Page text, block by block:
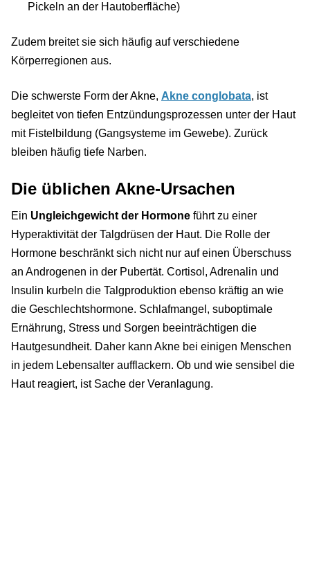
Pickeln an der Hautoberfläche)
Zudem breitet sie sich häufig auf verschiedene
Körperregionen aus.
Die schwerste Form der Akne, Akne conglobata, ist
begleitet von tiefen Entzündungsprozessen unter der Haut
mit Fistelbildung (Gangsysteme im Gewebe). Zurück
bleiben häufig tiefe Narben.
Die üblichen Akne-Ursachen
Ein Ungleichgewicht der Hormone führt zu einer
Hyperaktivität der Talgdrüsen der Haut. Die Rolle der
Hormone beschränkt sich nicht nur auf einen Überschuss
an Androgenen in der Pubertät. Cortisol, Adrenalin und
Insulin kurbeln die Talgproduktion ebenso kräftig an wie
die Geschlechtshormone. Schlafmangel, suboptimale
Ernährung, Stress und Sorgen beeinträchtigen die
Hautgesundheit. Daher kann Akne bei einigen Menschen
in jedem Lebensalter aufflackern. Ob und wie sensibel die
Haut reagiert, ist Sache der Veranlagung.